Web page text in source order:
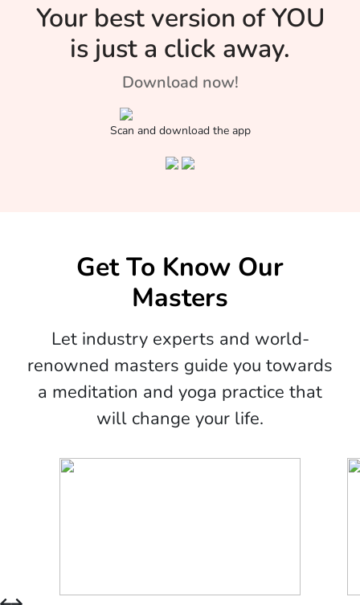
Your best version of YOU
is just a click away.
Download now!
Scan and download the app
Get To Know Our
Masters
Let industry experts and world-
renowned masters guide you towards
a meditation and yoga practice that
will change your life.